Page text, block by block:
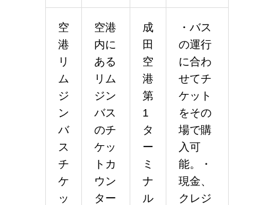
空
港
リ
ム
ジ
ン
バ
ス
チ
ケ
ッ
空港
内に
ある
リム
ジン
バス
のチ
ケッ
トカ
ウン
ター
成
田
空
港
第
1
タ
ー
ミ
ナ
ル
・バス
の運行
に合わ
せてチ
ケット
をその
場で購
入可
能。・
現金、
クレジ